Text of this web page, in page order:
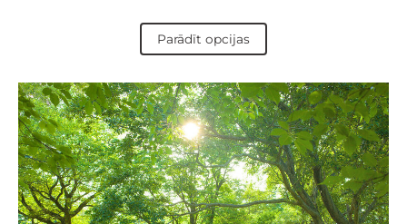
Parādīt opcijas